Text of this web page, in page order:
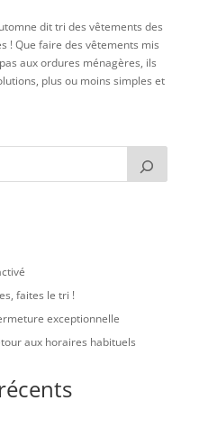
dit tri des vêtements des
! Que faire des vêtements mis
aux ordures ménagères, ils
plus ou moins simples et
faites le tri !
exceptionnelle
aux horaires habituels